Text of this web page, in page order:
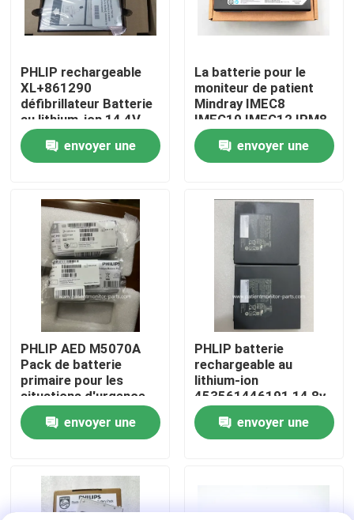
Produits
Vidéos
À propos de nous
Visite de l'usine
Contrôle de la qualité
Nous contacter
Demandez un devis
Module de moniteur patient
PHLIP rechargeable
XL+861290
défibrillateur Batterie
au lithium-ion 14,4V
6,75Ah 97Wh
envoyer une
La batterie pour le
moniteur de patient
Mindray IMEC8
IMEC10 IMEC12 IPM8
IPM10 IPM12 REF:
LI13I001Aenvoyer une
PHLIP AED M5070A
Pack de batterie
primaire pour les
situations d'urgence
envoyer une
PHLIP batterie
rechargeable au
lithium-ion
453561446191 14,8v
6,15ah 91w pour le
CX50CX30envoyer une